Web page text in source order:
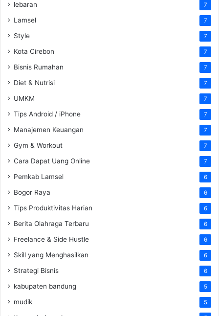
lebaran 7
Lamsel 7
Style 7
Kota Cirebon 7
Bisnis Rumahan 7
Diet & Nutrisi 7
UMKM 7
Tips Android / iPhone 7
Manajemen Keuangan 7
Gym & Workout 7
Cara Dapat Uang Online 7
Pemkab Lamsel 6
Bogor Raya 6
Tips Produktivitas Harian 6
Berita Olahraga Terbaru 6
Freelance & Side Hustle 6
Skill yang Menghasilkan 6
Strategi Bisnis 6
kabupaten bandung 5
mudik 5